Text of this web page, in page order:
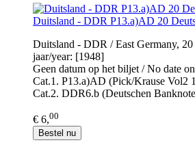
Duitsland - DDR P13.a)AD 20
Duitsland - DDR / East Germany,
jaar/year: [1948]
Geen datum op het biljet / No date
Cat.1. P13.a)AD (Pick/Krause Vol2
Cat.2. DDR6.b (Deutschen
€ 6,00
Bestel nu